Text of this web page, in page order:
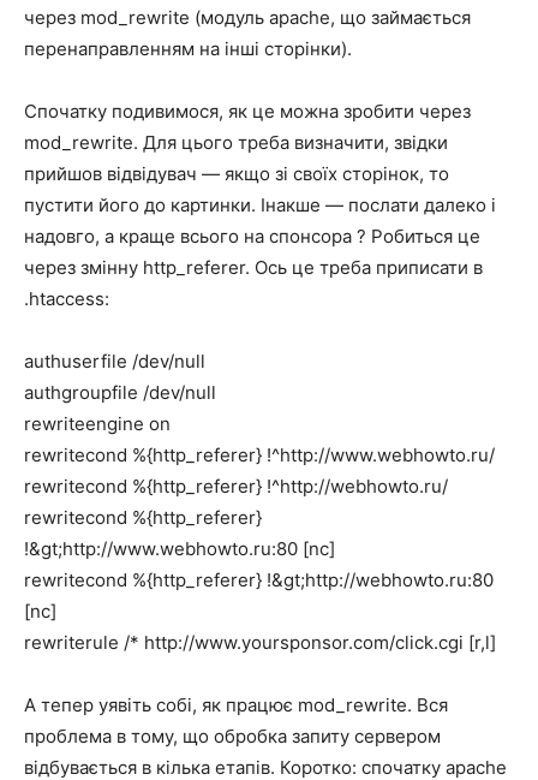
через mod_rewrite (модуль apache, що займається
перенаправленням на інші сторінки).
Спочатку подивимося, як це можна зробити через
mod_rewrite. Для цього треба визначити, звідки
прийшов відвідувач — якщо зі своїх сторінок, то
пустити його до картинки. Інакше — послати далеко і
надовго, а краще всього на спонсора ? Робиться це
через змінну http_referer. Ось це треба приписати в
.htaccess:
authuserfile /dev/null
authgroupfile /dev/null
rewriteengine on
rewritecond %{http_referer} !^http://www.webhowto.ru/
rewritecond %{http_referer} !^http://webhowto.ru/
rewritecond %{http_referer}
!&gt;http://www.webhowto.ru:80 [nc]
rewritecond %{http_referer} !&gt;http://webhowto.ru:80
[nc]
rewriterule /* http://www.yoursponsor.com/click.cgi [r,l]
А тепер уявіть собі, як працює mod_rewrite. Вся
проблема в тому, що обробка запиту сервером
відбувається в кілька етапів. Коротко: спочатку apache